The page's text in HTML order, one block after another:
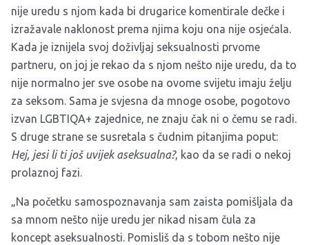
nije uredu s njom kada bi drugarice komentirale dečke i
izražavale naklonost prema njima koju ona nije osjećala.
Kada je iznijela svoj doživljaj seksualnosti prvome
partneru, on joj je rekao da s njom nešto nije uredu, da to
nije normalno jer sve osobe na ovome svijetu imaju želju
za seksom. Sama je svjesna da mnoge osobe, pogotovo
izvan LGBTIQA+ zajednice, ne znaju čak ni o čemu se radi.
S druge strane se susretala s čudnim pitanjima poput:
Hej, jesi li ti još uvijek aseksualna?, kao da se radi o nekoj
prolaznoj fazi.
„Na početku samospoznavanja sam zaista pomišljala da
sa mnom nešto nije uredu jer nikad nisam čula za
koncept aseksualnosti. Pomisliš da s tobom nešto nije